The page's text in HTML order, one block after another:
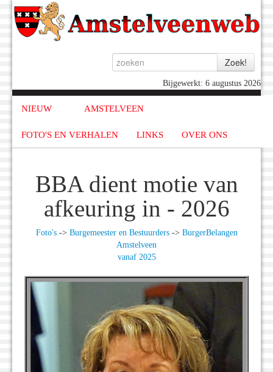
Bijgewerkt: 6 augustus 2026
NIEUW AMSTELVEEN
FOTO'S EN VERHALEN LINKS OVER ONS
BBA dient motie van
afkeuring in - 2026
Foto's-> Burgemeester en Bestuurders-> BurgerBelangen
Amstelveen
vanaf 2025